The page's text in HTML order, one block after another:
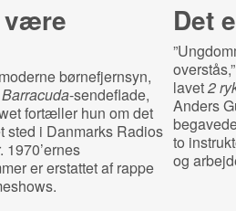
være
børnefjernsyn,
Barracuda-sendeflade,
fortæller hun om det
sted i Danmarks Radios
1970’ernes
er erstattet af rappe
Det
lavet2
Anders
to
og